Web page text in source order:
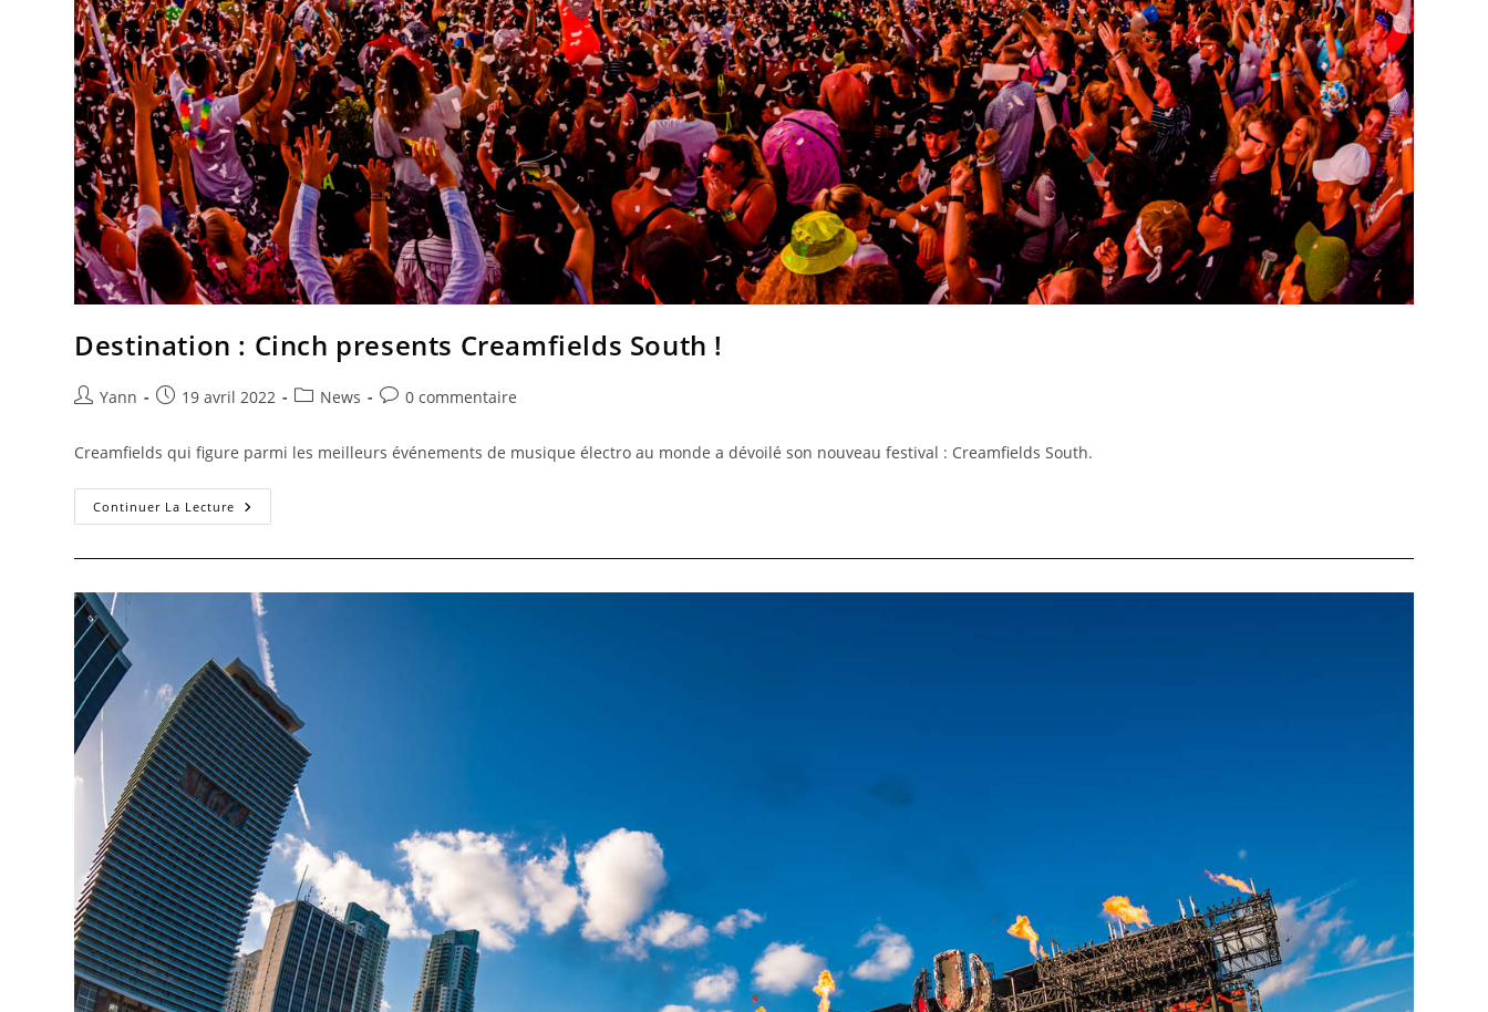
Destination : Cinch presents Creamfields South !
Yann 19 avril 2022 News 0 commentaire
Creamfields qui figure parmi les meilleurs événements de musique électro au monde a dévoilé son nouveau festival : Creamfields South.
Continuer La Lecture